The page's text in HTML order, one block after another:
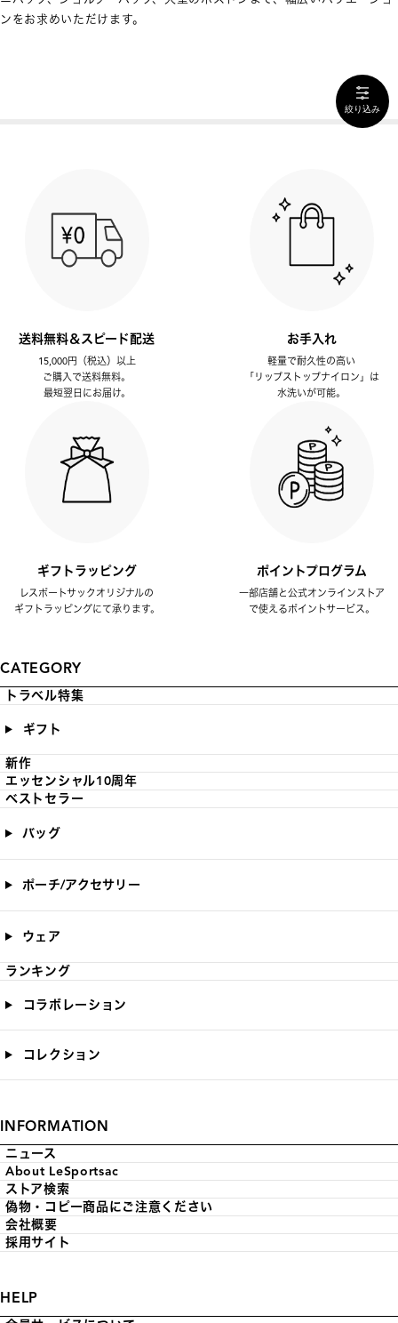
ンをお求めいただけます。
絞り込み
送料無料＆スピード配送
15,000円（税込）以上
ご購入で送料無料。
最短翌日にお届け。
お手入れ
軽量で耐久性の高い
「リップストップナイロン」は
水洗いが可能。
ギフトラッピング
レスポートサックオリジナルの
ギフトラッピングにて承ります。
ポイントプログラム
一部店舗と公式オンラインストア
で使えるポイントサービス。
CATEGORY
トラベル特集
ギフト
新作
エッセンシャル10周年
ベストセラー
バッグ
ポーチ/アクセサリー
ウェア
ランキング
コラボレーション
コレクション
INFORMATION
ニュース
About LeSportsac
ストア検索
偽物・コピー商品にご注意ください
会社概要
採用サイト
HELP